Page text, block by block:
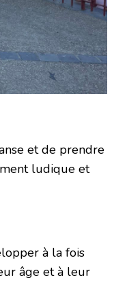
et de prendre
ludique et
à la fois
âge et à leur